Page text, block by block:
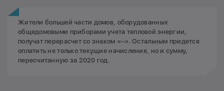
Жители большей части домов, оборудованных
общедомовыми приборами учета тепловой энергии,
получат перерасчет со знаком «–». Остальным придется
оплатить не только текущие начисления, но и сумму,
пересчитанную за 2020 год.